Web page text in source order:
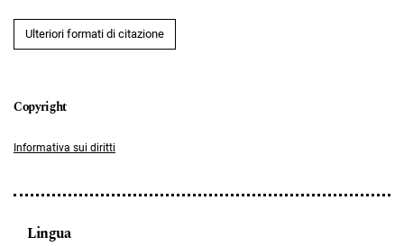
Ulteriori formati di citazione
Informativa sui diritti
Lingua